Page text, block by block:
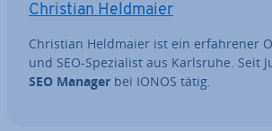
Christian Heldmaier
Christian Heldmaier ist ein er­fah­re­ner
und SEO-Spe­zia­list aus Karlsruhe. Seit
SEO Manager bei IONOS tätig.